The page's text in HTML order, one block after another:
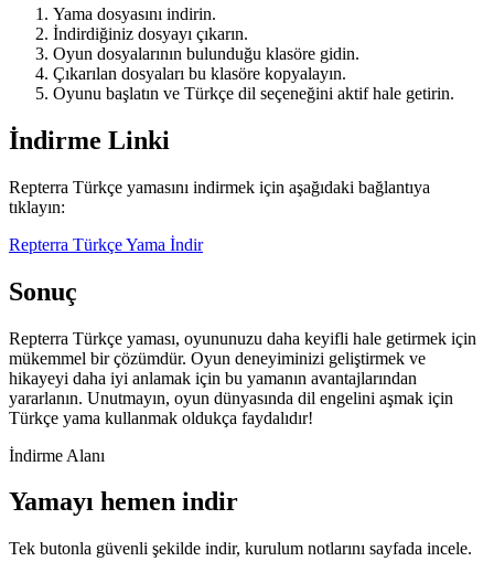
Yama dosyasını indirin.
İndirdiğiniz dosyayı çıkarın.
Oyun dosyalarının bulunduğu klasöre gidin.
Çıkarılan dosyaları bu klasöre kopyalayın.
Oyunu başlatın ve Türkçe dil seçeneğini aktif hale getirin.
İndirme Linki
Repterra Türkçe yamasını indirmek için aşağıdaki bağlantıya
tıklayın:
Repterra Türkçe Yama İndir
Sonuç
Repterra Türkçe yaması, oyununuzu daha keyifli hale getirmek için
mükemmel bir çözümdür. Oyun deneyiminizi geliştirmek ve
hikayeyi daha iyi anlamak için bu yamanın avantajlarından
yararlanın. Unutmayın, oyun dünyasında dil engelini aşmak için
Türkçe yama kullanmak oldukça faydalıdır!
İndirme Alanı
Yamayı hemen indir
Tek butonla güvenli şekilde indir, kurulum notlarını sayfada incele.